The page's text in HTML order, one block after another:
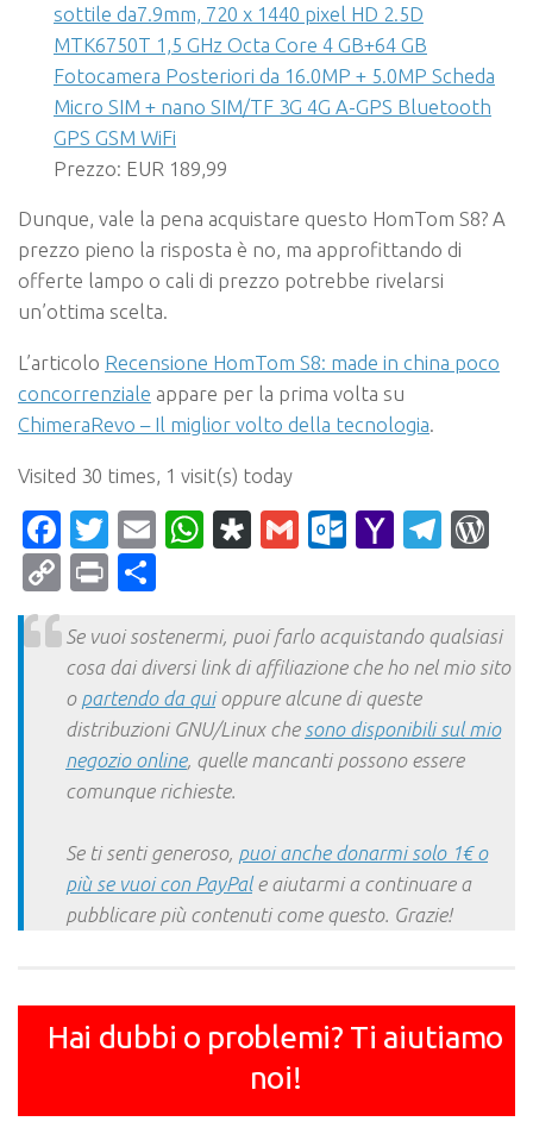
sottile da7.9mm, 720 x 1440 pixel HD 2.5D
MTK6750T 1,5 GHz Octa Core 4 GB+64 GB
Fotocamera Posteriori da 16.0MP + 5.0MP Scheda
Micro SIM + nano SIM/TF 3G 4G A-GPS Bluetooth
GPS GSM WiFi
Prezzo: EUR 189,99
Dunque, vale la pena acquistare questo HomTom S8? A
prezzo pieno la risposta è no, ma approfittando di
offerte lampo o cali di prezzo potrebbe rivelarsi
un’ottima scelta.
L’articolo Recensione HomTom S8: made in china poco
concorrenziale appare per la prima volta su
ChimeraRevo – Il miglior volto della tecnologia.
Visited 30 times, 1 visit(s) today
Facebook
Twitter
EmailWhatsApp
Diaspora
Gmail Yahoo
CopyPrint
Se vuoi sostenermi, puoi farlo acquistando qualsiasi
cosa dai diversi link di affiliazione che ho nel mio sito
o partendo da quioppure alcune di queste
distribuzioni GNU/Linux che sono disponibili sul mio
negozio online, quelle mancanti possono essere
comunque richieste.
Se ti senti generoso, puoi anche donarmi solo 1€ o
più se vuoi con PayPale aiutarmi a continuare a
pubblicare più contenuti come questo. Grazie!
Hai dubbi o problemi? Ti aiutiamo
noi!